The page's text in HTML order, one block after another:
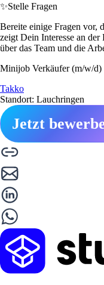
✨Stelle Fragen
Bereite einige Fragen vor,
zeigt Dein Interesse an
über das Team und die
Minijob Verkäufer (m/w/d)
Takko
Standort: Lauchringen
Jetzt